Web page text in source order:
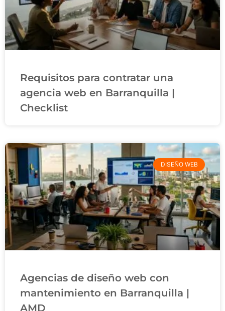
Requisitos para contratar una
agencia web en Barranquilla |
Checklist
DISEÑO WEB
Agencias de diseño web con
mantenimiento en Barranquilla |
AMD